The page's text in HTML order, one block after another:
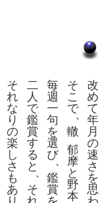
改
め
て
年
月
の
速
さ
を
思
そ
こ
で、
轍
郁
摩
と
野
本
毎
週
一
句
を
選
び、
鑑
賞
二
人
で
鑑
賞
す
る
と、
そ
そ
れ
な
り
の
楽
し
さ
も
あ